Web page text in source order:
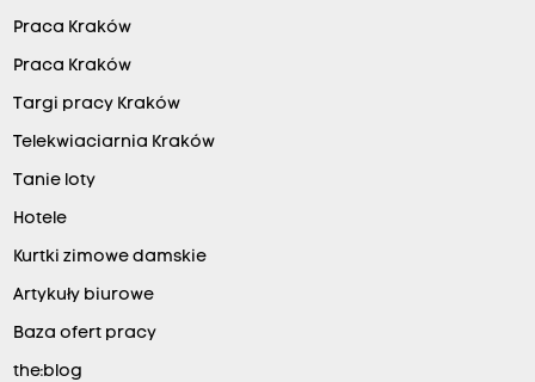
Praca Kraków
Praca Kraków
Targi pracy Kraków
Telekwiaciarnia Kraków
Tanie loty
Hotele
Kurtki zimowe damskie
Artykuły biurowe
Baza ofert pracy
the:blog